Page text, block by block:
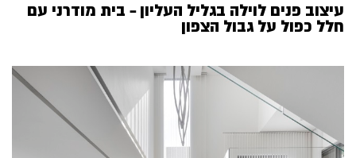
עיצוב פנים לוילה בגליל העליון – בית מודרני עם
חלל כפול על גבול הצפון